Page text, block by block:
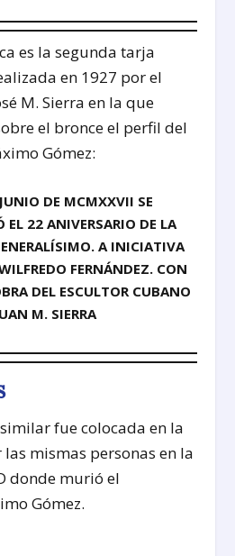
es la segunda tarja
en 1927 por el
M. Sierra en la que
el bronce el perfil del
Gómez:
DE MCMXXVII SE
EL 22 ANIVERSARIO DE LA
A INICIATIVA
FERNÁNDEZ. CON
DEL ESCULTOR CUBANO
M. SIERRA
fue colocada en la
mismas personas en la
donde murió el
Gómez.